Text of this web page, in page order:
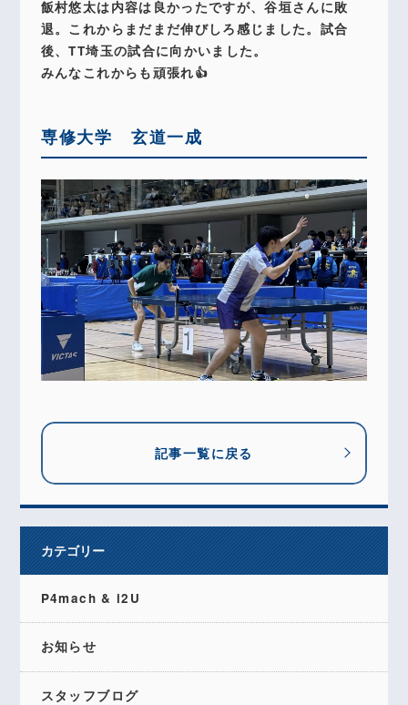
飯村悠太は内容は良かったですが、谷垣さんに敗
退。これからまだまだ伸びしろ感じました。試合
後、TT埼玉の試合に向かいました。
みんなこれからも頑張れ👍
専修大学 玄道一成
記事一覧に戻る
カテゴリー
P4mach & i2U
お知らせ
スタッフブログ